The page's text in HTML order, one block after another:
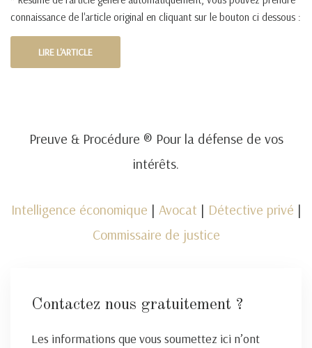
connaissance de l'article original en cliquant sur le bouton ci dessous :
LIRE L'ARTICLE
Preuve & Procédure ® Pour la défense de vos
intérêts.
Intelligence économique | Avocat | Détective privé |
Commissaire de justice
Contactez nous gratuitement ?
Les informations que vous soumettez ici n’ont